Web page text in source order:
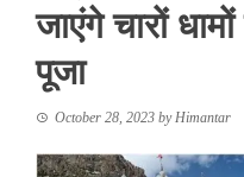
जाएंगे चारों
पूजा
October 28, 2023 byHimantar